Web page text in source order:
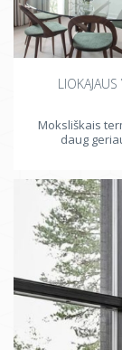
Moksliškais
daug